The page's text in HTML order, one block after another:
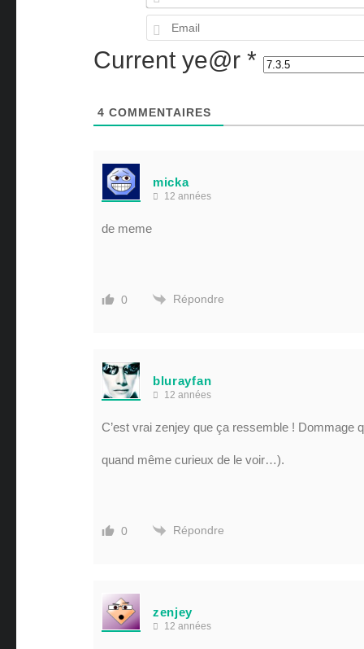
Current ye@r *
4 COMMENTAIRES
micka
12 années
de meme
0 Répondre
blurayfan
12 années
C’est vrai zenjey que ça ressemble ! Dommage
quand même curieux de le voir…).
0 Répondre
zenjey
12 années